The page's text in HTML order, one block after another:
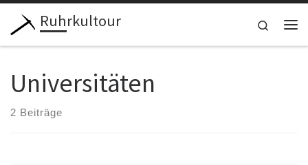
Zum Inhalt springen
Ruhrkultour
Search
Universitäten
2 Beiträge